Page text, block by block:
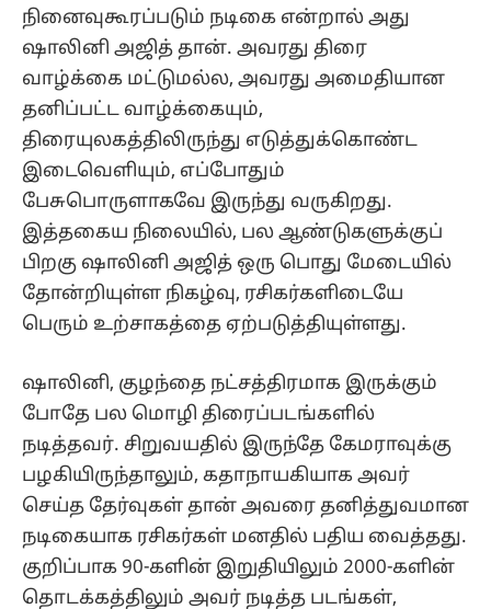
நினைவுகூரப்படும் நடிகை என்றால் அது
ஷாலினி அஜித் தான். அவரது திரை
வாழ்க்கை மட்டுமல்ல, அவரது அமைதியான
தனிப்பட்ட வாழ்க்கையும்,
திரையுலகத்திலிருந்து எடுத்துக்கொண்ட
இடைவெளியும், எப்போதும்
பேசுபொருளாகவே இருந்து வருகிறது.
இத்தகைய நிலையில், பல ஆண்டுகளுக்குப்
பிறகு ஷாலினி அஜித் ஒரு பொது மேடையில்
தோன்றியுள்ள நிகழ்வு, ரசிகர்களிடையே
பெரும் உற்சாகத்தை ஏற்படுத்தியுள்ளது.
ஷாலினி, குழந்தை நட்சத்திரமாக இருக்கும்
போதே பல மொழி திரைப்படங்களில்
நடித்தவர். சிறுவயதில் இருந்தே கேமராவுக்கு
பழகியிருந்தாலும், கதாநாயகியாக அவர்
செய்த தேர்வுகள் தான் அவரை தனித்துவமான
நடிகையாக ரசிகர்கள் மனதில் பதிய வைத்தது.
குறிப்பாக 90-களின் இறுதியிலும் 2000-களின்
தொடக்கத்திலும் அவர் நடித்த படங்கள்,